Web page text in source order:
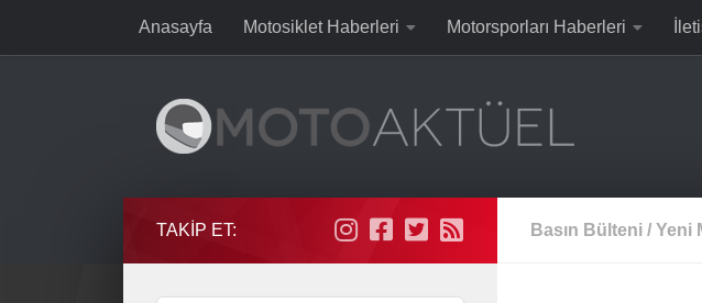
Skip to contentAnasayfa Motosiklet Haberleri Motorsporları Haberleri
Basın Bülteni / Yeni
TAKIP ET: